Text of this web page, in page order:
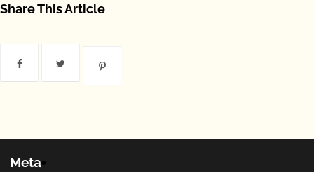
Share This Article
Meta